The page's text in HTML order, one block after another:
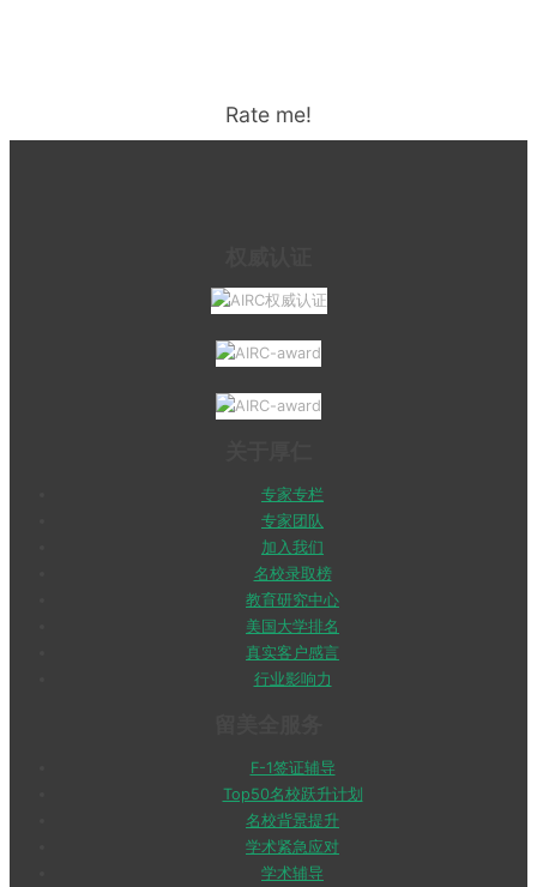
Rate me!
专家专栏
专家团队
加入我们
名校录取榜
教育研究中心
美国大学排名
真实客户感言
行业影响力
F-1签证辅导
Top50名校跃升计划
名校背景提升
学术紧急应对
学术辅导